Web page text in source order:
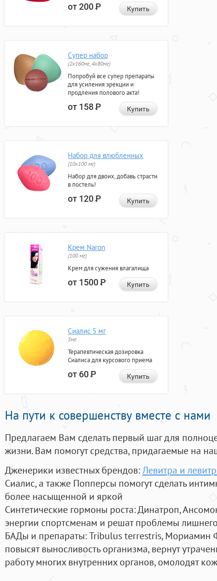
от 200Р Купить
Супер набор
(2х160мг, 4х80мг)
Попробуй все супер препараты
для усиления эрекции и
продления полового акта!
от 158Р Купить
Набор для влюбленных
(10х100 мг)
Набор для двоих, добавь страсти
в постель!
от 120Р Купить
Крем Naron
(100 мг)
Крем для сужения влагалища
от 1500Р Купить
Сиалис 5 мг
5мг
Терапевтическая дозировка
Сиалиса для курсового приема
от 60Р Купить
На пути к совершенству вместе с нами
Предлагаем Вам сделать первый шаг для
жизни. Вам помогут средства, придагаемые на
Дженерики известных брендов:Левитра и
Сиалис, а также Попперсы помогут сделать
более насыщенной и яркой
Синтетические гормоны роста: Динатроп,
энергии спортсменам и решат проблемы
БАДы и препараты:Tribulus terrestris, Мориамин
повысят выносливость организма, вернут
работу многих внутренних органов, омолодят